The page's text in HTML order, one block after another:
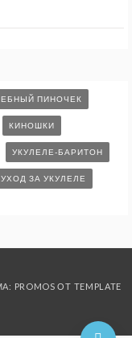
ПИНОЧЕК
КИНОШКИ
УКУЛЕЛЕ-БАРИТОН
УХОД ЗА УКУЛЕЛЕ
PROMOS ОТ TEMPLATE